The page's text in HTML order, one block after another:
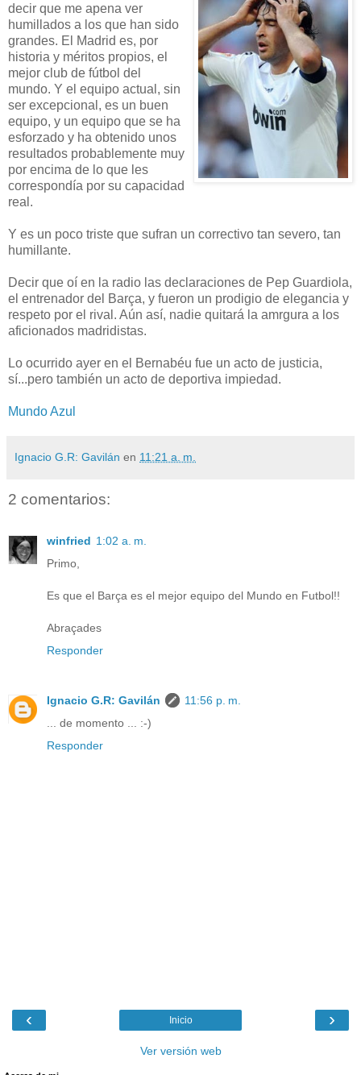
decir que me apena ver
humillados a los que han sido
grandes. El Madrid es, por
historia y méritos propios, el
mejor club de fútbol del
mundo. Y el equipo actual, sin
ser excepcional, es un buen
equipo, y un equipo que se ha
esforzado y ha obtenido unos
resultados probablemente muy
por encima de lo que les
correspondía por su capacidad
real.
Y es un poco triste que sufran un correctivo tan severo, tan
humillante.
Decir que oí en la radio las declaraciones de Pep Guardiola,
el entrenador del Barça, y fueron un prodigio de elegancia y
respeto por el rival. Aún así, nadie quitará la amrgura a los
aficionados madridistas.
Lo ocurrido ayer en el Bernabéu fue un acto de justicia,
sí...pero también un acto de deportiva impiedad.
Mundo Azul
Ignacio G.R: Gavilán en 11:21 a. m.
2 comentarios:
winfried 1:02 a. m.
Primo,
Es que el Barça es el mejor equipo del Mundo en Futbol!!
Abraçades
Responder
Ignacio G.R: Gavilán
11:56 p. m.
... de momento ... :-)
Responder
‹ ›
Inicio
Ver versión web